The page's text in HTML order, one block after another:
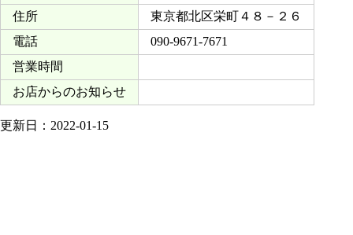
住所
東京都北区栄町４８－２６
電話
090-9671-7671
営業時間
お店からのお知らせ
更新日：2022-01-15